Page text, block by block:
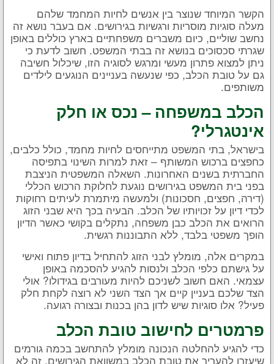
הקשר המיוחד שנוצר בין אנשים לחיות המחמד שלהם
מעלה סוגיות מוסריות ורגשיות בגירושים. אם בעבר נושא זה
נחשב שוליים, כיום משברים משפחתיים בארץ כוללים באופן
שגרתי סכסוכים בנושא זה בבתי המשפט. חשוב לדעת כי
ניתן למצוא פתרון מעשי ומרגש לסוגיה הזו, שיכלול חשיבה
גם על טובת הכלב, כפי שנעשה בעניינים הנוגעים לילדים
משותפים.
הכלב במשפחה – נכס או חלק
אינטגרלי?
בישראל, בתי המשפט מתייחסים לחיות מחמד, כולל כלבים,
כחפצים ברכוש המשותף – זאת למרות השינוי בתפיסה
החברתית בשנים האחרונות. השאלה המשפטית הניצבת
בפני בית המשפט בגירושים נוגעת לחלוקת הרכוש הכללי
(דירה, חפצים, חסכונות) ולמעשה מיתמרת לעיתים רחוקות
לכדי דיון על זכויותיו של הכלב. הבעיה בכך היא שבני הזוג
הרואים את הכלב כבן משפחה, נתקלים בקושי כאשר הדיון
הופך משפטי בלבד, ללא התבוננות רגשית.
במקרים אלה, מומלץ לבני הזוג להתחיל בדיון פתוח ואישי
על גישתם כלפי הכלב ולנסות להגיע להסכמה באופן
עצמאי. האם חשוב לשניכם להיות מעורבים בגידולו? אולי
הצד שלכם בעניין קיים אך הצד השני לא רוצה לקחת חלק
פעיל? אלו סוגיות שיש לדון בהן בכנות ובצורה רגועה.
פרמטרים לחישוב טובת הכלב
כדי להגיע להחלטה הנכונה מומלץ להתחשב בכמה גורמים
שיעזרו להעריך את טובת הכלב במשוואת הגירושים. זה לא